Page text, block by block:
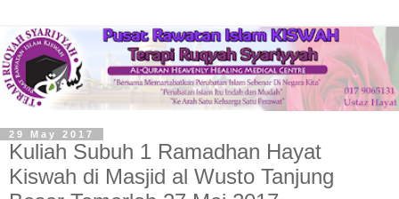
29 May 2017
Kuliah Subuh 1 Ramadhan Hayat
Kiswah di Masjid al Wusto Tanjung